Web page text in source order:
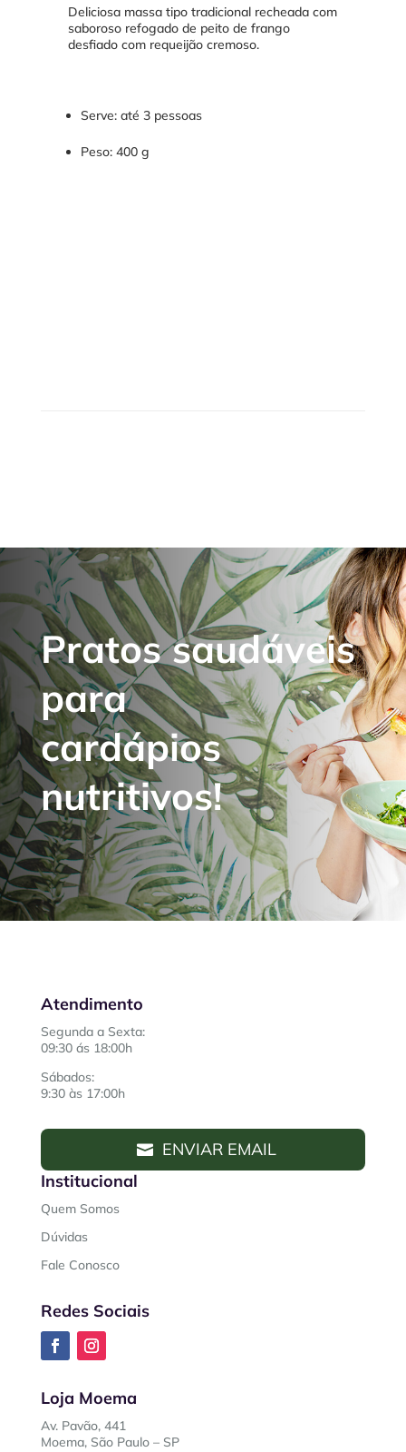
Deliciosa massa tipo tradicional recheada com
saboroso refogado de peito de frango
desfiado com requeijão cremoso.
Serve: até 3 pessoas
Peso: 400 g
Pratos saudáveis
para
cardápios
nutritivos!
Institucional
Quem Somos
Dúvidas
Fale Conosco
Redes Sociais
Loja Moema
Av. Pavão, 441
Moema, São Paulo – SP
Atendimento
Segunda a Sexta:
09:30 ás 18:00h
Sábados:
9:30 às 17:00h
ENVIAR EMAIL